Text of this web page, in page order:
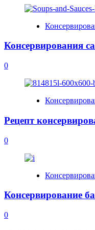
Консервирования
0
Рецепт
0
Консервирование
0